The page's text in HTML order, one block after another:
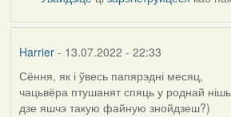
Harrier- 13.07.2022 - 22:33
Сёння, як і ўвесь папярэдні месяц,
чацьвёра птушанят спяць у роднай
дзе яшчэ такую файную знойдзеш?)